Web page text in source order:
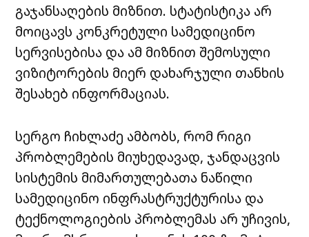
გაჯანსაღების მიზნით. სტატისტიკა არ
მოიცავს კონკრეტული სამედიცინო
სერვისებისა და ამ მიზნით შემოსული
ვიზიტორების მიერ დახარჯული თანხის
შესახებ ინფორმაციას.
სერგო ჩიხლაძე ამბობს, რომ რიგი
პრობლემების მიუხედავად, ჯანდაცვის
სისტემის მიმართულებათა ნაწილი
სამედიცინო ინფრასტრუქტურისა და
ტექნოლოგიების პრობლემას არ უჩივის,